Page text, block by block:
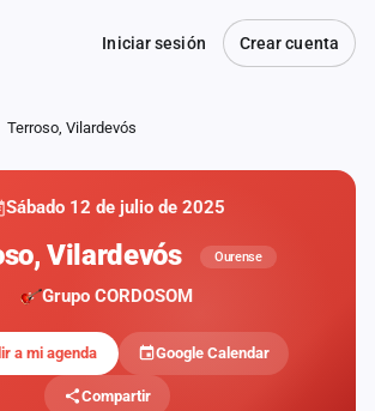
Iniciar sesión Crear cuenta
Terroso, Vilardevós
Sábado 12 de julio de 2025
Vilardevós Ourense
Grupo CORDOSOM
a mi agenda Google Calendar
Compartir